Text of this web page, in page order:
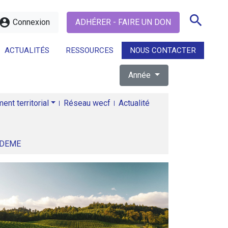
account_circle Connexion ADHÉRER - FAIRE UN DON search
ACTUALITÉS RESSOURCES NOUS CONTACTER
search
Année
territorial Réseau wecf Actualité